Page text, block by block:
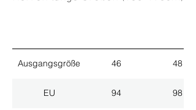
Ausgangsgröße 46 48
EU 94 98